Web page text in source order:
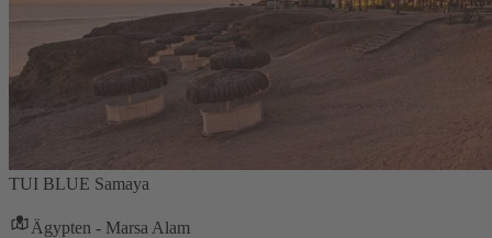
TUI BLUE Samaya
Ägypten - Marsa Alam